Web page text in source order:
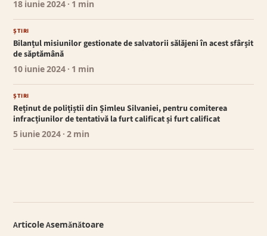
18 iunie 2024 · 1 min
ȘTIRI
Bilanțul misiunilor gestionate de salvatorii sălăjeni în acest sfârșit
de săptămână
10 iunie 2024 · 1 min
ȘTIRI
Reținut de polițiștii din Șimleu Silvaniei, pentru comiterea
infracțiunilor de tentativă la furt calificat și furt calificat
5 iunie 2024 · 2 min
Articole Asemănătoare